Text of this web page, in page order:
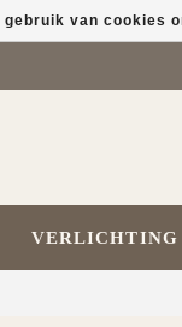
VERLICHTING
van cookies